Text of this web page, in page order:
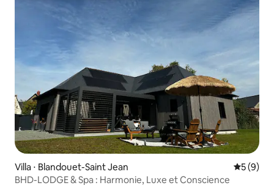
Villa ⋅ Blandouet-Saint Jean
5 (9)
BHD-LODGE & Spa : Harmonie, Luxe et Conscience